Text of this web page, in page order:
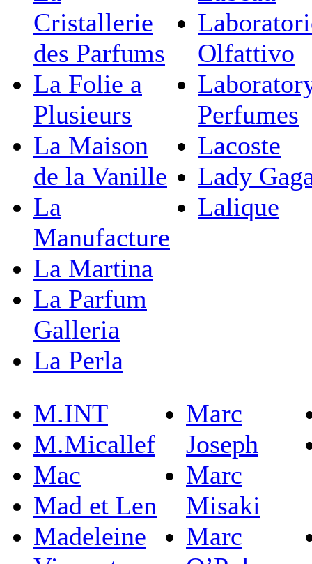
Cristallerie
des Parfums
La Folie a
Plusieurs
La Maison
de la Vanille
La
Manufacture
La Martina
La Parfum
Galleria
La Perla
Olfattivo
Perfumes
Lacoste
Lady
Lalique
M.INT
M.Micallef
Mac
Mad et Len
Madeleine
Marc
Joseph
Marc
Misaki
Marc